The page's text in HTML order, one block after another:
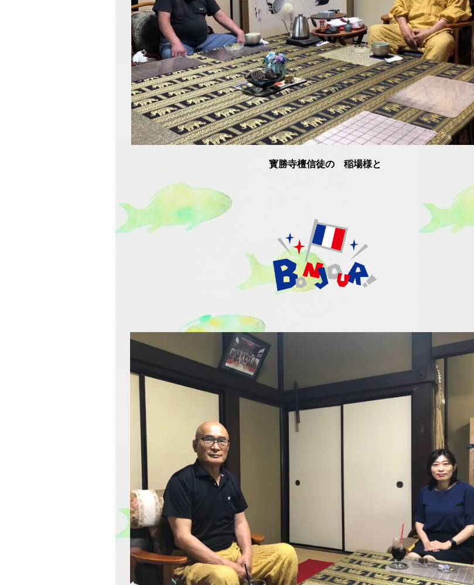
寳勝寺檀信徒の 稲場様と